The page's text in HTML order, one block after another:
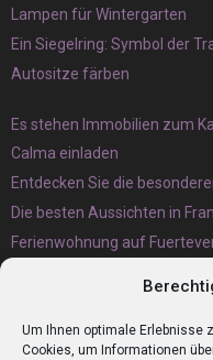
Um Ihnen optimale Erlebnisse
Cookies, um Informationen
Lampen für Wintergarten
Ein Siegelring: Symbol der
Autositze färben
Es stehen Immobilien zum
Calma einladen
Entdecken Sie die
Die besten Aussichten in
Ferienwohnung auf
Eternit Wellplatten
lassen